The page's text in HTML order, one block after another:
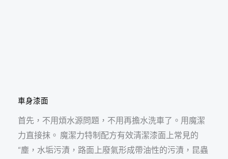
車身漆面
首先，不用煩水源問題，不用再擔水洗車了。用魔潔
力直接抹。 魔潔力特制配方有效清潔漆面上常見的
“塵，水垢污漬，路面上廢氣形成帶油性的污漬，昆蟲